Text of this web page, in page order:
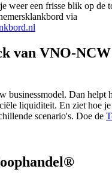
weer een frisse blik op de
via
van VNO-
businessmodel. Dan helpt
liquiditeit. En ziet hoe
scenario's. Doe de